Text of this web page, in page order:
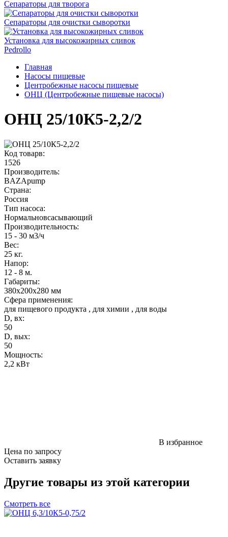
Сепараторы для творога
Сепараторы для очистки сыворотки
Установка для высокожирных сливок
Pedrollo
Главная
Насосы пищевые
Центробежные насосы пищевые
ОНЦ (Центробежные пищевые насосы)
ОНЦ 25/10К5-2,2/2
Код товарв:
1526
Производитель:
BAZApump
Страна:
Россия
Тип насоса:
Нормальновсасывающий
Производительность:
15 - 30 м3/ч
Вес:
25 кг.
Напор:
12 - 8 м.
Габариты:
380x200x280 мм
Сфера применения:
для пищевого продукта , для химии , для воды
D, вх:
50
D, вых:
50
Мощность:
2,2 кВт
В избранное
Цена по запросу
Оставить заявку
Другие товары из этой категории
Смотреть все